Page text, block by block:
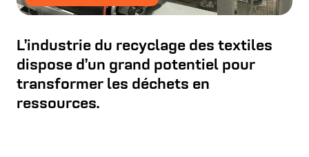
L’industrie du recyclage des textiles
dispose d’un grand potentiel pour
transformer les déchets en
ressources.